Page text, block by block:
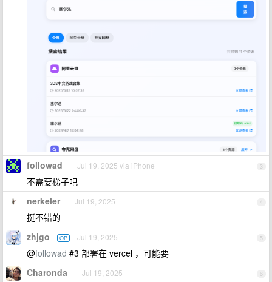
3
followad Jul 19, 2025 via iPhone
不需要梯子吧
4
nerkeler Jul 19, 2025
挺不错的
5
zhjgo OP Jul 19, 2025
@followad #3 部署在 vercel ，可能要
6
Charonda Jul 19, 2025